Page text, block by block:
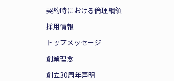
契約時における倫理綱領
採用情報
トップメッセージ
創業理念
創立30周年声明